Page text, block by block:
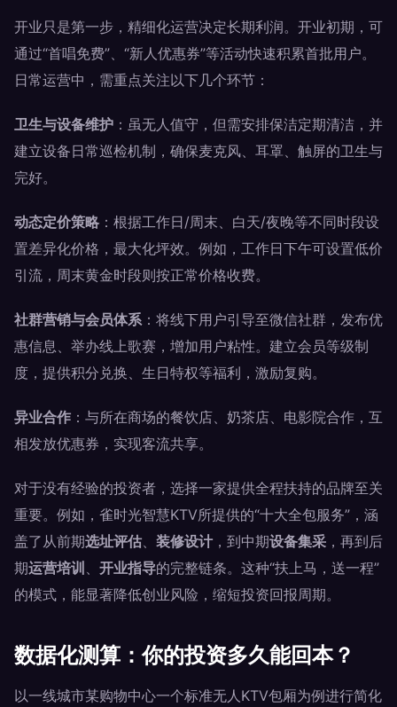
开业只是第一步，精细化运营决定长期利润。开业初期，可
通过“首唱免费”、“新人优惠券”等活动快速积累首批用户。
日常运营中，需重点关注以下几个环节：
卫生与设备维护 ：虽无人值守，但需安排保洁定期清洁，并
建立设备日常巡检机制，确保麦克风、耳罩、触屏的卫生与
完好。
动态定价策略 ：根据工作日/周末、白天/夜晚等不同时段设
置差异化价格，最大化坪效。例如，工作日下午可设置低价
引流，周末黄金时段则按正常价格收费。
社群营销与会员体系：将线下用户引导至微信社群，发布优
惠信息、举办线上歌赛，增加用户粘性。建立会员等级制
度，提供积分兑换、生日特权等福利，激励复购。
异业合作 ：与所在商场的餐饮店、奶茶店、电影院合作，互
相发放优惠券，实现客流共享。
对于没有经验的投资者，选择一家提供全程扶持的品牌至关
重要。例如，雀时光智慧KTV所提供的“十大全包服务”，涵
盖了从前期选址评估、 装修设计 ，到中期设备集采 ，再到后
期运营培训 、 开业指导的完整链条。这种“扶上马，送一程”
的模式，能显著降低创业风险，缩短投资回报周期。
数据化测算：你的投资多久能回本？
以一线城市某购物中心一个标准无人KTV包厢为例进行简化